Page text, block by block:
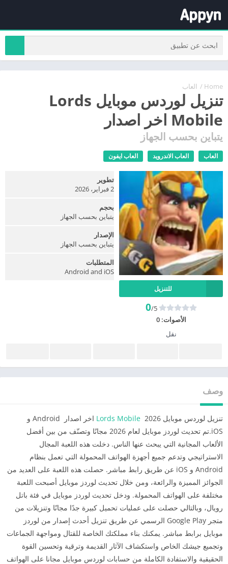
Home
/ العاب
تنزيل لوردس موبايل Lords
Mobile اخر اصدار
يتباين بحسب الجهاز
العاب العاب الاندرويد العاب ايفون
للتنزيل
0/5
الأصوات:0
نقل
تطوير
2 فبراير، 2026
بحجم
يتباين بحسب الجهاز
الإصدار
يتباين بحسب الجهاز
المتطلبات
Android and iOS
وصف
تنزيل لوردس موبايل 2026
اخر اصدار Android و
iOS.تم تحديث لوردز موبايل لعام 2026 مجانًا وتصنّف من بين أفضل
الألعاب المجانية التي يبحث عنها الناس. دخلت هذه اللعبة المجال
الاستراتيجي وتدعم جميع أجهزة الهواتف المحمولة التي تعمل بنظام
Android و iOS عن طريق رابط مباشر. حصلت هذه اللعبة على العديد من
الجوائز المميزة والرائعة، ومن خلال تحديث لوردز موبايل أصبحت اللعبة
مختلفة على الهواتف المحمولة. ودخل تحديث لوردز موبايل في فئة باتل
رويال، وبالتالي حصلت على عمليات تحميل كبيرة جدًا مجانًا وتنزيلات من
متجر Google Play الرسمي عن طريق تنزيل أحدث إصدار من لوردز
موبايل برابط مباشر. يمكنك بناء مملكتك الخاصة للقتال ومواجهة الجماعات
وتجميع جيشك الخاص واستكشاف الآثار القديمة وترقية وتحسين القوة
الحقيقية والاستفادة الكاملة من حسابات لوردس موبايل مجانا على الهواتف